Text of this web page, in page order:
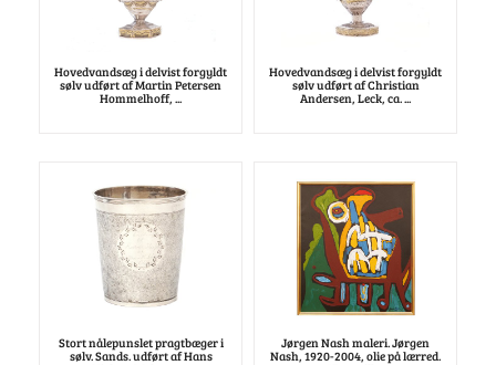
Hovedvandsæg i delvist forgyldt
sølv udført af Martin Petersen
Hommelhoff, ...
Hovedvandsæg i delvist forgyldt
sølv udført af Christian
Andersen, Leck, ca. ...
Stort nålepunslet pragtbæger i
sølv. Sands. udført af Hans
Jørgen Nash maleri. Jørgen
Nash, 1920-2004, olie på lærred.